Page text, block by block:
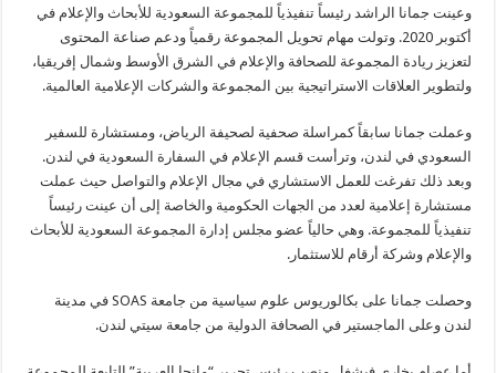
وعينت جمانا الراشد رئيساً تنفيذياً للمجموعة السعودية للأبحاث والإعلام في
أكتوبر 2020. وتولت مهام تحويل المجموعة رقمياً ودعم صناعة المحتوى
لتعزيز ريادة المجموعة للصحافة والإعلام في الشرق الأوسط وشمال إفريقيا،
ولتطوير العلاقات الاستراتيجية بين المجموعة والشركات الإعلامية العالمية.
وعملت جمانا سابقاً كمراسلة صحفية لصحيفة الرياض، ومستشارة للسفير
السعودي في لندن، وترأست قسم الإعلام في السفارة السعودية في لندن.
وبعد ذلك تفرغت للعمل الاستشاري في مجال الإعلام والتواصل حيث عملت
مستشارة إعلامية لعدد من الجهات الحكومية والخاصة إلى أن عينت رئيساً
تنفيذياً للمجموعة. وهي حالياً عضو مجلس إدارة المجموعة السعودية للأبحاث
والإعلام وشركة أرقام للاستثمار.
وحصلت جمانا على بكالوريوس علوم سياسية من جامعة SOAS في مدينة
لندن وعلى الماجستير في الصحافة الدولية من جامعة سيتي لندن.